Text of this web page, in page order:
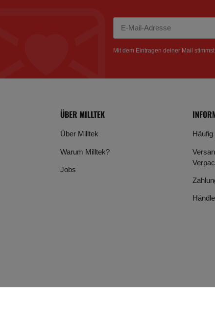
Mit dem Eintragen deiner Mail
ÜBER MILLTEK
Über Milltek
Warum Milltek?
Jobs